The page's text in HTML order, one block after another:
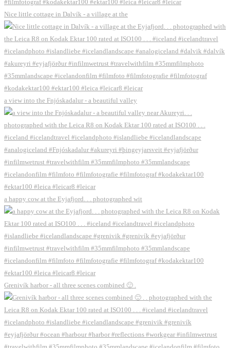
Nice little cottage in Dalvík - a village at the
a view into the Fnjóskadalur - a beautiful valley
a happy cow at the Eyjafjord. . . photographed wit
Grenivík harbor - all three scenes combined 🙂 .